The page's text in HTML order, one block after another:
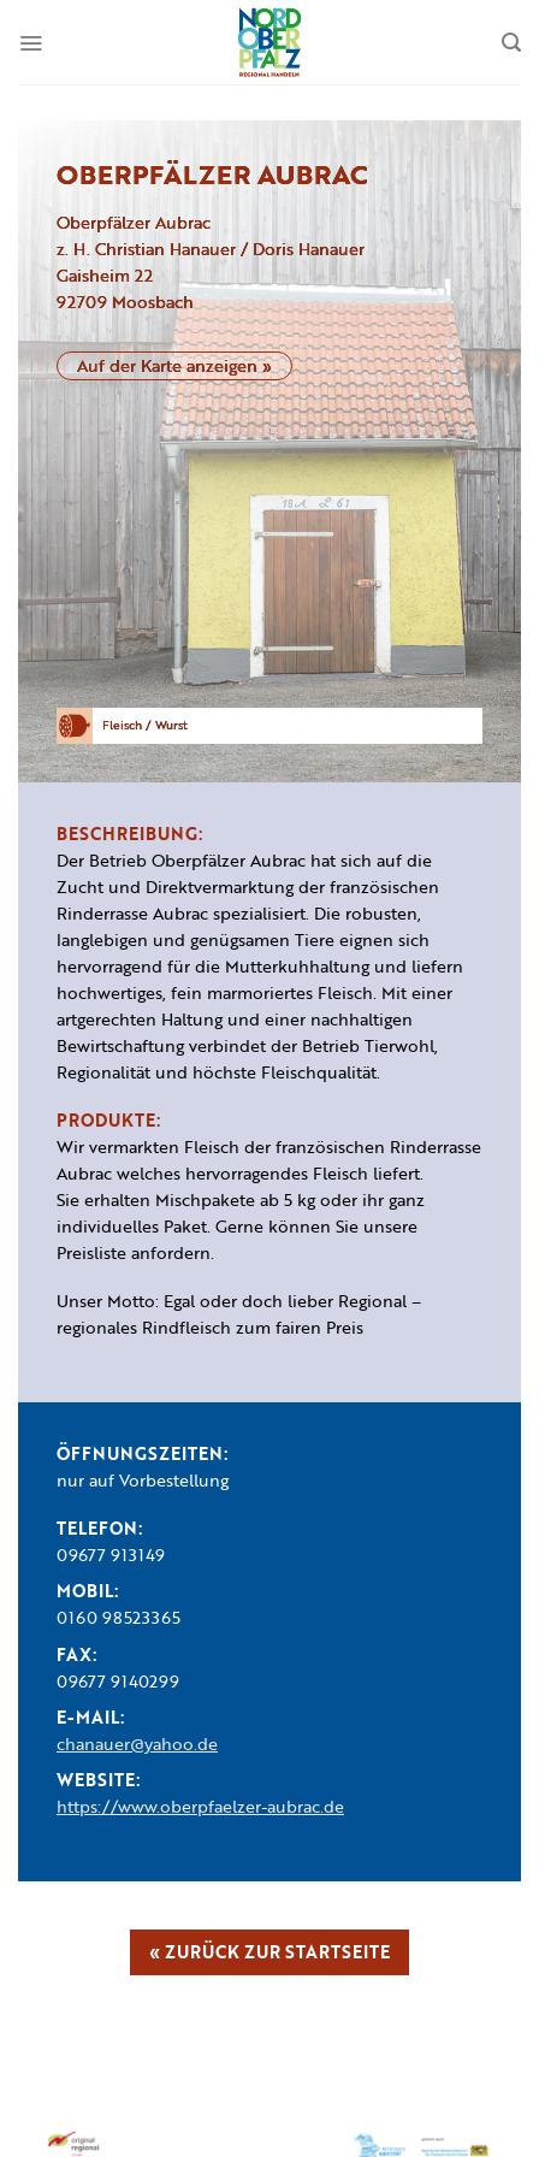
Inhalt
OBERPFÄLZER AUBRAC
Oberpfälzer Aubrac
z. H. Christian Hanauer / Doris Hanauer
Gaisheim22
92709 Moosbach
Auf der Karte anzeigen »
Fleisch / Wurst
BESCHREIBUNG:
Der Betrieb Oberpfälzer Aubrac hat sich auf die
Zucht und Direktvermarktung der französischen
Rinderrasse Aubrac spezialisiert. Die robusten,
langlebigen und genügsamen Tiere eignen sich
hervorragend für die Mutterkuhhaltung und liefern
hochwertiges, fein marmoriertes Fleisch. Mit einer
artgerechten Haltung und einer nachhaltigen
Bewirtschaftung verbindet der Betrieb Tierwohl,
Regionalität und höchste Fleischqualität.
PRODUKTE:
Wir vermarkten Fleisch der französischen Rinderrasse
Aubrac welches hervorragendes Fleisch liefert.
Sie erhalten Mischpakete ab 5 kg oder ihr ganz
individuelles Paket. Gerne können Sie unsere
Preisliste anfordern.
Unser Motto: Egal oder doch lieber Regional –
regionales Rindfleisch zum fairen Preis
ÖFFNUNGSZEITEN:
nur auf Vorbestellung
TELEFON:
09677 913149
MOBIL:
0160 98523365
FAX:
09677 9140299
E-MAIL:
chanauer@yahoo.de
WEBSITE:
https://www.oberpfaelzer-aubrac.de
« ZURÜCK ZUR STARTSEITE